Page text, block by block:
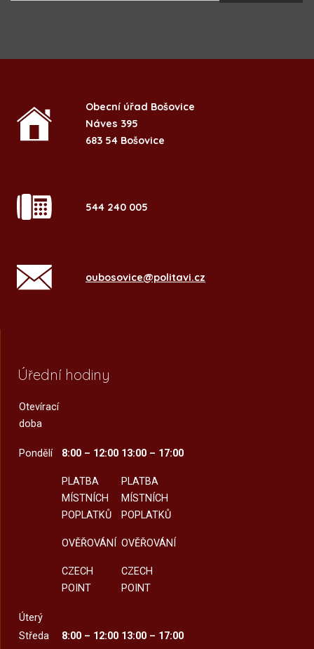
Obecní úřad Bošovice
Náves 395
683 54 Bošovice
544 240 005
oubosovice@politavi.cz
Úřední hodiny
Otevírací
doba
Pondělí 8:00 – 12:00
PLATBA
MÍSTNÍCH
POPLATKŮ
OVĚŘOVÁNÍ
CZECH
POINT
13:00 – 17:00
PLATBA
MÍSTNÍCH
POPLATKŮ
OVĚŘOVÁNÍ
CZECH
POINT
Úterý
Středa
8:00 – 12:00 13:00 – 17:00